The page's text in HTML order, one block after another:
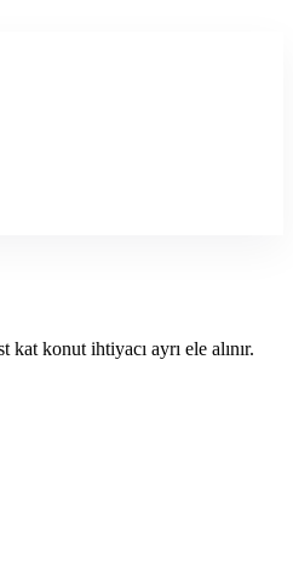
konut ihtiyacı ayrı ele alınır.